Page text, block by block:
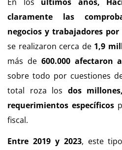
claramente las
negocios y trabajadores
se realizaron cerca de 1,9
más de 600.000 afectaron
sobre todo por cuestiones
total roza los dos
requerimientos específicos
fiscal.
Entre 2019 y 2023, este